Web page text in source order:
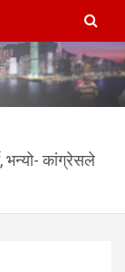
भन्यो- कांग्रेसले